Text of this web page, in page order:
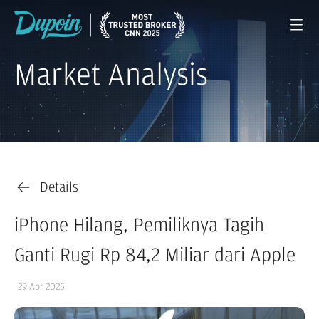
Market Analysis
Details
iPhone Hilang, Pemiliknya Tagih
Ganti Rugi Rp 84,2 Miliar dari Apple
29 Apr 2025